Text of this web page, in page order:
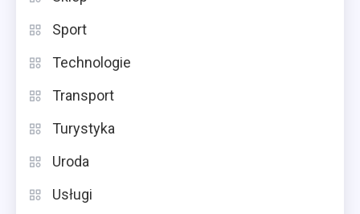
Sport
Technologie
Transport
Turystyka
Uroda
Usługi